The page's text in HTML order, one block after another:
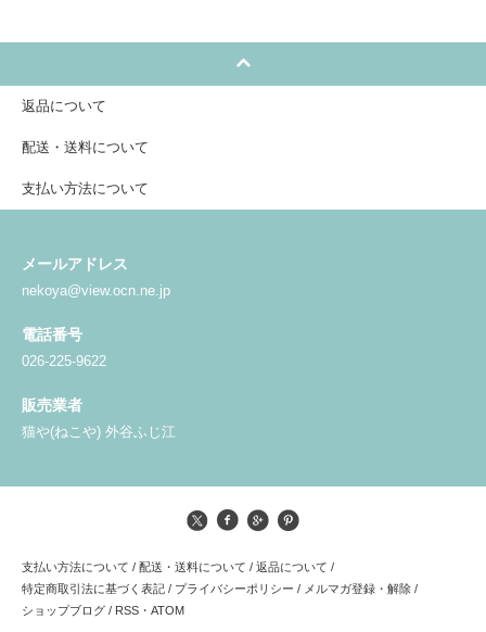
返品について
配送・送料について
支払い方法について
メールアドレス
nekoya@view.ocn.ne.jp
電話番号
026-225-9622
販売業者
猫や(ねこや) 外谷ふじ江
支払い方法について / 配送・送料について / 返品について /
特定商取引法に基づく表記 / プライバシーポリシー / メルマガ登録・解除 /
ショップブログ / RSS ・ ATOM